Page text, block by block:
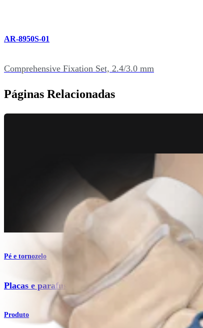
AR-8950S-01
Comprehensive Fixation Set, 2.4/3.0 mm
Páginas Relacionadas
Pé e tornozelo
Placas e parafusos MTP de baixo perfil
Produto